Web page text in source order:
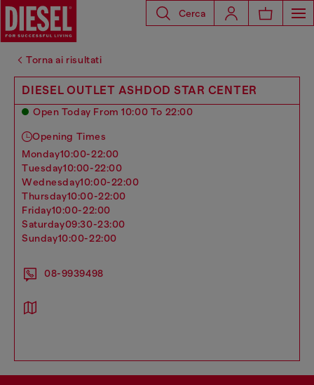
Cerca
Torna ai risultati
DIESEL OUTLET ASHDOD STAR CENTER
Open Today From 10:00 To 22:00
Opening Times
monday10:00-22:00
tuesday10:00-22:00
wednesday10:00-22:00
thursday10:00-22:00
friday10:00-22:00
saturday09:30-23:00
sunday10:00-22:00
08-9939498